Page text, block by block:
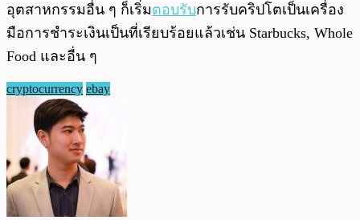
อุตสาหกรรมอื่น ๆ ก็เริ่มตอบรับการรับคริปโตเป็นเครื่อง
มือการชำระเงินเป็นที่เรียบร้อยแล้วเช่น Starbucks, Whole
Food และอื่น ๆ
cryptocurrency ebay